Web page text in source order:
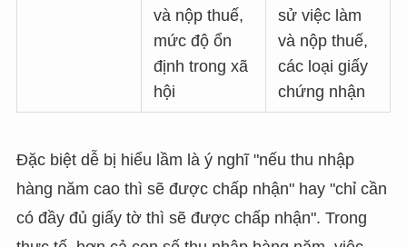
và nộp thuế,
mức độ ổn
định trong xã
hội
sử việc làm
và nộp thuế,
các loại giấy
chứng nhận
Đặc biệt dễ bị hiểu lầm là ý nghĩ "nếu thu nhập
hàng năm cao thì sẽ được chấp nhận" hay "chỉ cần
có đầy đủ giấy tờ thì sẽ được chấp nhận". Trong